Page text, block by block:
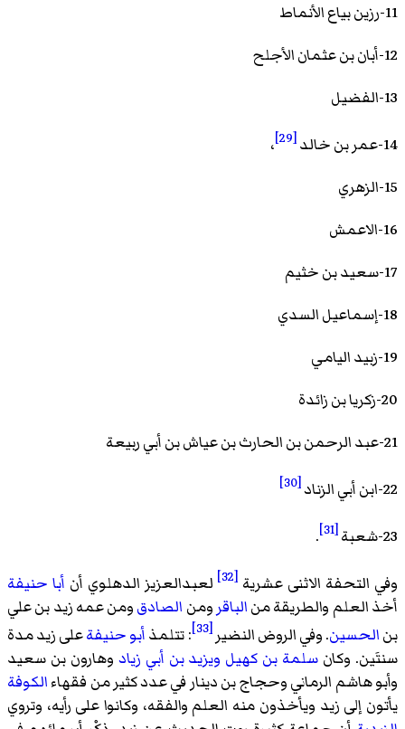
11-رزين بياع الأنماط
12-أبان بن عثمان الأجلح
13-الفضيل
14-عمر بن خالد
[29]
،
15-الزهري
16-الاعمش
17-سعيد بن خثيم
18-إسماعيل السدي
19-زبيد اليامي
20-زكريا بن زائدة
21-عبد الرحمن بن الحارث بن عياش بن أبي ربيعة
22-ابن أبي الزناد
[30]
23-شعبة [31]
.
وفي التحفة الاثنى عشرية [32] لعبدالعزيز الدهلوي أن أبا حنيفة
أخذ العلم والطريقة منالباقرومن الصادقومن عمه زيد بن علي
بنالحسين. وفي الروض النضير[33] : تتلمذأبو حنيفةعلى زيد مدة
سنتَين. وكان سلمة بن كهيل ويزيد بن أبي زياد وهارون بن سعيد
وأبو هاشم الرمانيوحجاج بن دينارفي عدد كثير من فقهاءالكوفة
يأتون إلى زيد ويأخذون منه العلم والفقه، وكانوا على رأيه، وتروي